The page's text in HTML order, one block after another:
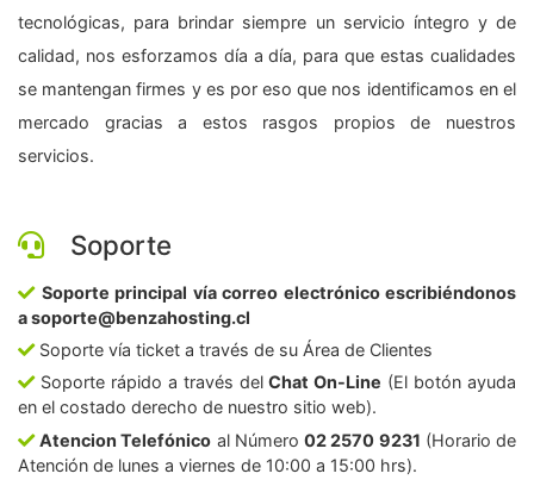
tecnológicas, para brindar siempre un servicio íntegro y de
calidad, nos esforzamos día a día, para que estas cualidades
se mantengan firmes y es por eso que nos identificamos en el
mercado gracias a estos rasgos propios de nuestros
servicios.
Soporte
Soporte principal vía correo electrónico escribiéndonos
a soporte@benzahosting.cl
Soporte vía ticket a través de su Área de Clientes
Soporte rápido a través delChat On-Line (El botón ayuda
en el costado derecho de nuestro sitio web).
Atencion Telefónico al Número02 2570 9231 (Horario de
Atención de lunes a viernes de 10:00 a 15:00 hrs).